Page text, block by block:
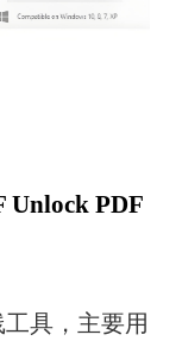
Unlock PDF
工具，主要用